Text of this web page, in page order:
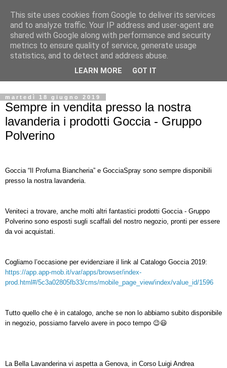
La Bella Lavanderina
In Corso Martinetti, capi lindi e perfetti! Servizio rapido di
qualità. Lavaggio a secco/idrocarburo, ad acqua e servizio
martedì 18 giugno 2019
Sempre in vendita presso la nostra
lavanderia i prodotti Goccia - Gruppo
Polverino
Goccia “Il Profuma Biancheria” e GocciaSpray sono sempre disponibili
presso la nostra lavanderia.
Veniteci a trovare, anche molti altri fantastici prodotti Goccia - Gruppo
Polverino sono esposti sugli scaffali del nostro negozio, pronti per essere
da voi acquistati.
Cogliamo l’occasione per evidenziare il link al Catalogo Goccia 2019:
https://app.app-mob.it/var/apps/browser/index-
prod.html#/5c3a02805fb33/cms/mobile_page_view/index/value_id/1596
Tutto quello che è in catalogo, anche se non lo abbiamo subito disponibile
in negozio, possiamo farvelo avere in poco tempo 😉😃
La Bella Lavanderina vi aspetta a Genova, in Corso Luigi Andrea
This site uses cookies from Google to deliver its services
and to analyze traffic. Your IP address and user-agent are
shared with Google along with performance and security
metrics to ensure quality of service, generate usage
statistics, and to detect and address abuse.
LEARN MORE GOT IT